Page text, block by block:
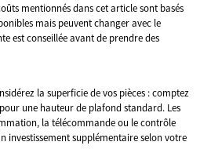
mentionnés dans cet article sont basés
mais peuvent changer avec le
est conseillée avant de prendre des
la superficie de vos pièces : comptez
une hauteur de plafond standard. Les
la télécommande ou le contrôle
investissement supplémentaire selon votre